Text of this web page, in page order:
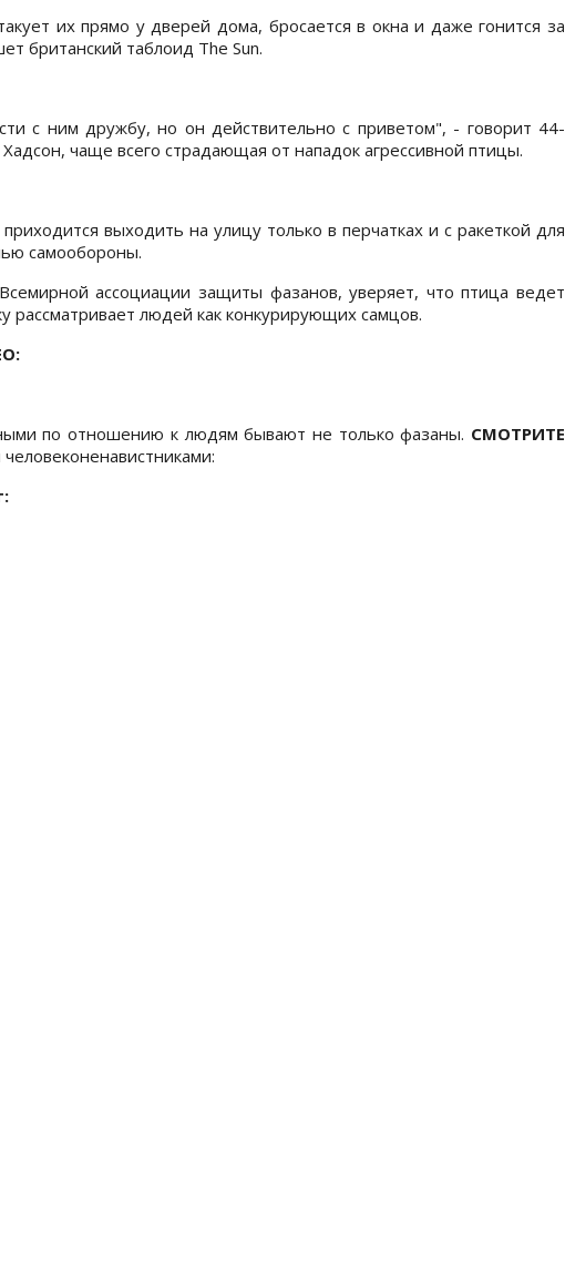
их прямо у дверей дома, бросается в окна и даже гонится за
британский таблоид The Sun.
с ним дружбу, но он действительно с приветом", - говорит 44-
чаще всего страдающая от нападок агрессивной птицы.
выходить на улицу только в перчатках и с ракеткой для
самообороны.
ассоциации защиты фазанов, уверяет, что птица ведет
рассматривает людей как конкурирующих самцов.
по отношению к людям бывают не только фазаны. СМОТРИТЕ